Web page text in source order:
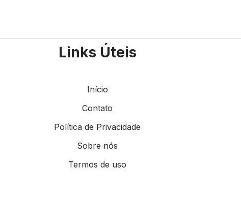
Links Úteis
Início
Contato
Política de Privacidade
Sobre nós
Termos de uso